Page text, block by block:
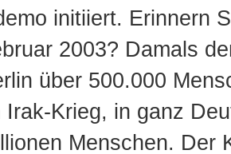
initiiert. Erinnern
2003? Damals
über 500.000
Irak-Krieg, in ganz
Menschen. Der